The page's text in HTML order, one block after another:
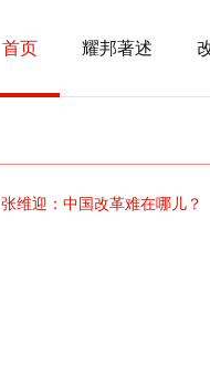
首页 耀邦著述
张维迎：中国改革难在哪儿？